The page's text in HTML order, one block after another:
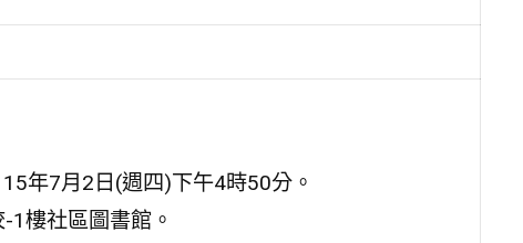
年7月2日(週四)下午4時50分。
1樓社區圖書館。